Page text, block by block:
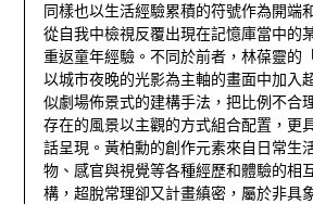
同樣也以生活經驗累積的符號作為開端
從自我中檢視反覆出現在記憶庫當中的
重返童年經驗。不同於前者，林葆靈的
以城市夜晚的光影為主軸的畫面中加入
似劇場佈景式的建構手法，把比例不合
存在的風景以主觀的方式組合配置，更
話呈現。黃柏勳的創作元素來自日常生
物、感官與視覺等各種經歷和體驗的相
構，超脫常理卻又計畫縝密，屬於非具